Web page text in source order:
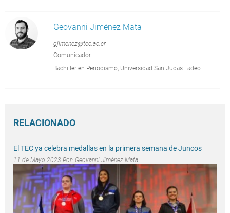
Geovanni Jiménez Mata
gjimenez@tec.ac.cr
Comunicador
Bachiller en Periodismo, Universidad San Judas Tadeo.
RELACIONADO
El TEC ya celebra medallas en la primera semana de Juncos
11 de Mayo 2023 Por: Geovanni Jiménez Mata